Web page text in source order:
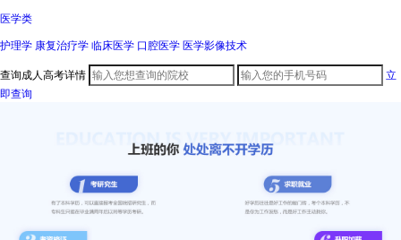
医学类
护理学 康复治疗学 临床医学 口腔医学 医学影像技术
查询成人高考详情
立
即查询